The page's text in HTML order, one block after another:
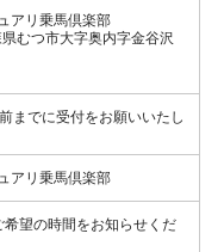
アリ乗馬倶楽部
むつ市大字奥内字金谷沢
までに受付をお願いいたし
アリ乗馬倶楽部
望の時間をお知らせくだ